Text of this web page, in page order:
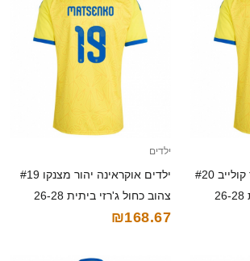
ילדים אוקראינה אלדר קולייב #20
צהוב כחול ג'רזי ביתית 26-28
ילדים
ילדים אוקראינה יהור מצנקו #19
צהוב כחול ג'רזי ביתית 26-28
חולצה קצרה
₪168.67